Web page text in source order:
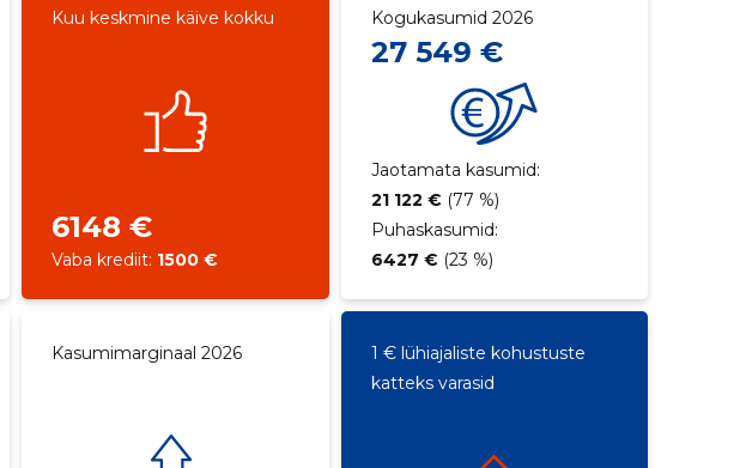
Kuu keskmine käive kokku
6148 €
Vaba krediit: 1500 €
Kogukasumid 2026
27 549 €
Jaotamata kasumid:
21 122 € (77 %)
Puhaskasumid:
6427 € (23 %)
Kasumimarginaal 2026
1 € lühiajaliste kohustuste
katteks varasid